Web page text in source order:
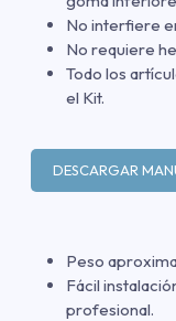
No interfiere
No requiere
Todo los
el Kit.
DESCARGAR
Peso
Fácil
profesional.